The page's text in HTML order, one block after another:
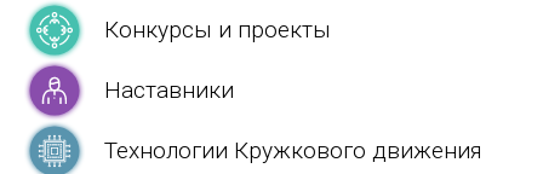
Конкурсы и проекты
Наставники
Технологии Кружкового движения